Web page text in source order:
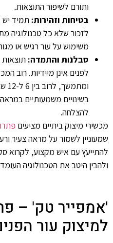
ותורם לשיפור התוצאות.
בטיחות וזהירות: תמיד יש
לזכור שלא כל טכנולוגיה
משימוש על עור רגיש או
סבלנות והתמדה:
לפנים אינן מיידיות. רוב
בשינויים משמעותיים
להצלחה.
מכשירי מיצוק ביתיים מציעים
שמעוניין לשמור על מראה צעיר
להתייעץ עם איש מקצוע, לקרוא
ולהבין היטב את הטכנולוגיה
'אמפייר טק' –
למיצוק עור